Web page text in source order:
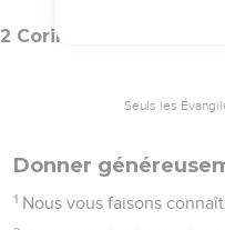
2 Corinthiens
Seuls les
Donner
1 Nous vous faisons